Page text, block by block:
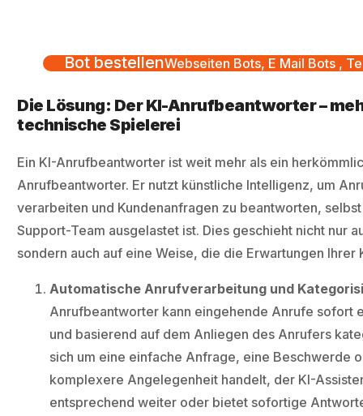
Bot bestellenWebseiten Bots, E Mail Bots ,
Die Lösung: Der KI-Anrufbeantworter –
technische Spielerei
Ein KI-Anrufbeantworter ist weit mehr als ein
Anrufbeantworter. Er nutzt künstliche Intelligenz, um
verarbeiten und Kundenanfragen zu beantworten,
Support-Team ausgelastet ist. Dies geschieht nicht nur
sondern auch auf eine Weise, die die Erwartungen Ihrer
Automatische Anrufverarbeitung und
Anrufbeantworter kann eingehende Anrufe sofort
und basierend auf dem Anliegen des Anrufers
sich um eine einfache Anfrage, eine Beschwerde
komplexere Angelegenheit handelt, der KI-
entsprechend weiter oder bietet sofortige